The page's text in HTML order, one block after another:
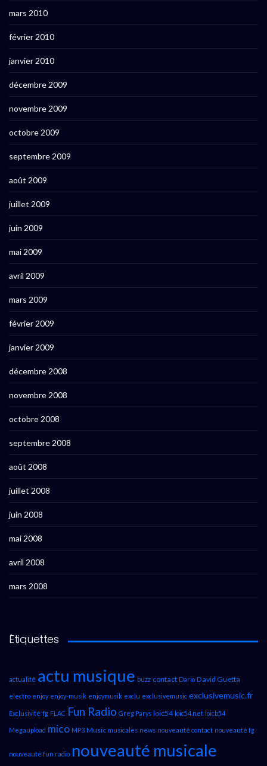
mars 2010
février 2010
janvier 2010
décembre 2009
novembre 2009
octobre 2009
septembre 2009
août 2009
juillet 2009
juin 2009
mai 2009
avril 2009
mars 2009
février 2009
janvier 2009
décembre 2008
novembre 2008
octobre 2008
septembre 2008
août 2008
juillet 2008
juin 2008
mai 2008
avril 2008
mars 2008
Étiquettes
actualité actu musique buzz contact Dario David Guetta
electro enjoy enjoy-musik enjoymusik exclu exclusivemusic exclusivemusic.fr
Exclusivité fg FLAC Fun Radio Greg Parys loic54 loic54.net loicb54
Megaupload mico MP3 Music musicales news nouveauté contact nouveauté fg
nouveauté fun radio nouveauté musicale